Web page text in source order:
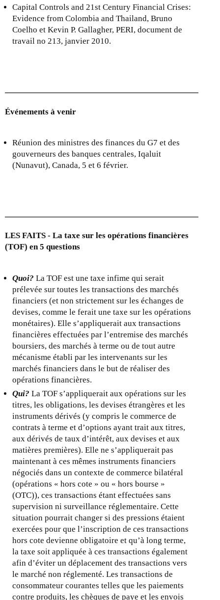
l
i
n
k
t
a
l
)
Capital Controls and 21st Century Financial Crises:
Evidence from Colombia and Thailand, Bruno
Coelho et Kevin P. Gallagher, PERI, document de
travail no 213, janvier 2010.
Événements à venir
Réunion des ministres des finances du G7 et des
gouverneurs des banques centrales, Iqaluit
(Nunavut), Canada, 5 et 6 février.
LES FAITS - La taxe sur les opérations financières
(TOF) en 5 questions
Quoi? La TOF est une taxe infime qui serait
prélevée sur toutes les transactions des marchés
financiers (et non strictement sur les échanges de
devises, comme le ferait une taxe sur les opérations
monétaires). Elle s’appliquerait aux transactions
financières effectuées par l’entremise des marchés
boursiers, des marchés à terme ou de tout autre
mécanisme établi par les intervenants sur les
marchés financiers dans le but de réaliser des
opérations financières.
Qui? La TOF s’appliquerait aux opérations sur les
titres, les obligations, les devises étrangères et les
instruments dérivés (y compris le commerce de
contrats à terme et d’options ayant trait aux titres,
aux dérivés de taux d’intérêt, aux devises et aux
matières premières). Elle ne s’appliquerait pas
maintenant à ces mêmes instruments financiers
négociés dans un contexte de commerce bilatéral
(opérations « hors cote » ou « hors bourse »
(OTC)), ces transactions étant effectuées sans
supervision ni surveillance réglementaire. Cette
situation pourrait changer si des pressions étaient
exercées pour que l’inscription de ces transactions
hors cote devienne obligatoire et qu’à long terme,
la taxe soit appliquée à ces transactions également
afin d’éviter un déplacement des transactions vers
le marché non réglementé. Les transactions de
consommateur courantes telles que les paiements
contre produits, les chèques de paye et les envois